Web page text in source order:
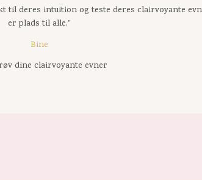
til deres intuition og teste deres clairvoyante
er plads til alle.”
Bine